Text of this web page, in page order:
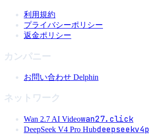
利用規約
プライバシーポリシー
返金ポリシー
カンパニー
お問い合わせ Delphin
ネットワーク
Wan 2.7 AI Videowan27.click
DeepSeek V4 Pro Hub